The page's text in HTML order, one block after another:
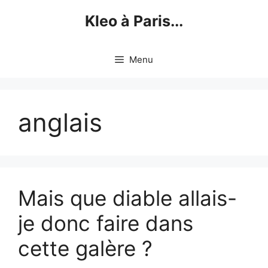
Kleo à Paris...
Menu
anglais
Mais que diable allais-
je donc faire dans
cette galère ?